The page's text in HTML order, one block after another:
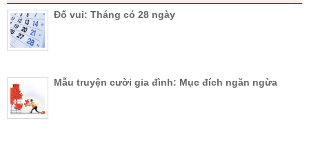
Đố vui: Tháng có 28 ngày
Mẫu truyện cười gia đình: Mục đích ngăn ngừa